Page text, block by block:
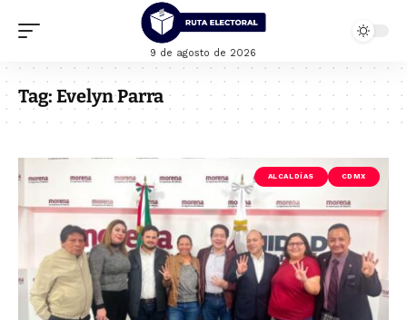
9 de agosto de 2026
Tag: Evelyn Parra
ALCALDÍAS CDMX